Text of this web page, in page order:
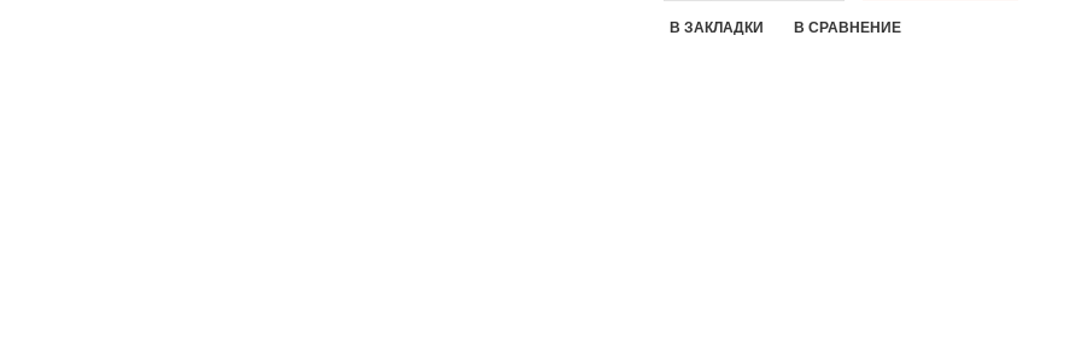
В ЗАКЛАДКИ В СРАВНЕНИЕ